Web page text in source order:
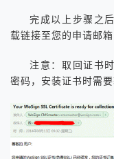
完成以上步骤之
载链接至您的申请邮
注意：取回证书
密码，安装证书时需要